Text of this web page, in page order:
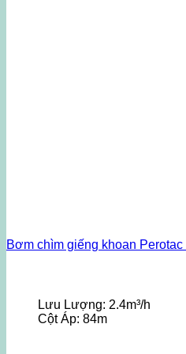
Bơm chìm giếng khoan
Lưu Lượng: 2.4m³/h
Cột Áp: 84m